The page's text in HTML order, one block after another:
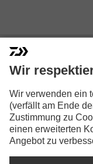
TELE-
3.50LB
Wir
Wir verwenden ein
(verfällt am Ende
Zustimmung zu
einen erweiterten
Angebot zu